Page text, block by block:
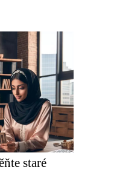
staré